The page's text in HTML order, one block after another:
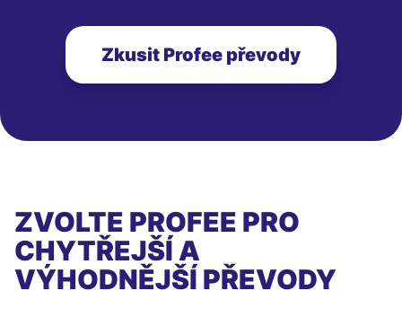
Zkusit Profee převody
ZVOLTE PROFEE PRO
CHYTŘEJŠÍ A
VÝHODNĚJŠÍ PŘEVODY